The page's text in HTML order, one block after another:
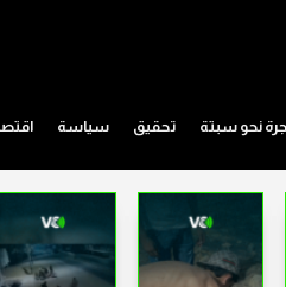
نحو سبتة تحقيق سياسة